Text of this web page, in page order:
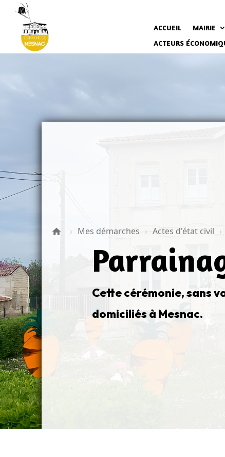
ACCUEIL MAIRIE
ACTEURS
› Mes démarches › Actes d'état civil ›
Cette cérémonie, sans
domiciliés à Mesnac.